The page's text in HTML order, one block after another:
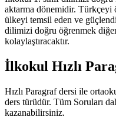
aktarma dönemidir. Türkçeyi
ülkeyi temsil eden ve
dilimizi doğru öğrenmek
kolaylaştıracaktır.
İlkokul Hızlı
Hızlı Paragraf dersi ile
ders türüdür. Tüm Soruları
kazanabilirsiniz.